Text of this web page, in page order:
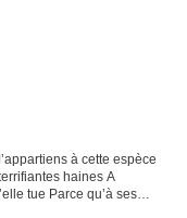
à cette espèce
haines A
tue Parce qu’à ses